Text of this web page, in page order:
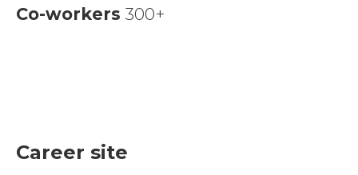
Co-workers 300+
Career site